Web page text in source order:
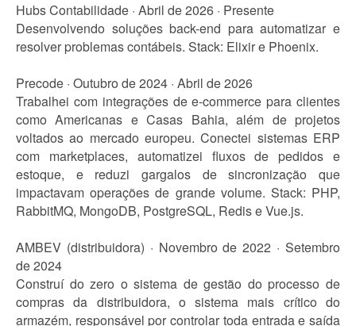
Hubs Contabilidade · Abril de 2026 · Presente
Desenvolvendo soluções back-end para automatizar e
resolver problemas contábeis. Stack: Elixir e Phoenix.
Precode · Outubro de 2024 · Abril de 2026
Trabalhei com integrações de e-commerce para clientes
como Americanas e Casas Bahia, além de projetos
voltados ao mercado europeu. Conectei sistemas ERP
com marketplaces, automatizei fluxos de pedidos e
estoque, e reduzi gargalos de sincronização que
impactavam operações de grande volume. Stack: PHP,
RabbitMQ, MongoDB, PostgreSQL, Redis e Vue.js.
AMBEV (distribuidora) · Novembro de 2022 · Setembro
de 2024
Construí do zero o sistema de gestão do processo de
compras da distribuidora, o sistema mais crítico do
armazém, responsável por controlar toda entrada e saída